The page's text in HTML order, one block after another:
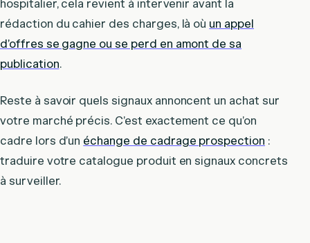
hospitalier, cela revient à intervenir avant la
rédaction du cahier des charges, là où un appel
d’offres se gagne ou se perd en amont de sa
publication.
Reste à savoir quels signaux annoncent un achat sur
votre marché précis. C’est exactement ce qu’on
cadre lors d’un échange de cadrage prospection :
traduire votre catalogue produit en signaux concrets
à surveiller.